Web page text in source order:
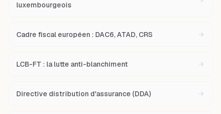
luxembourgeois
Cadre fiscal européen : DAC6, ATAD, CRS
LCB-FT : la lutte anti-blanchiment
Directive distribution d'assurance (DDA)